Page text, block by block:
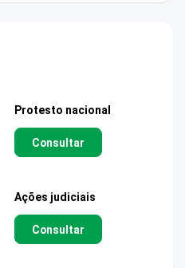
Protesto nacional
Consultar
Ações judiciais
Consultar